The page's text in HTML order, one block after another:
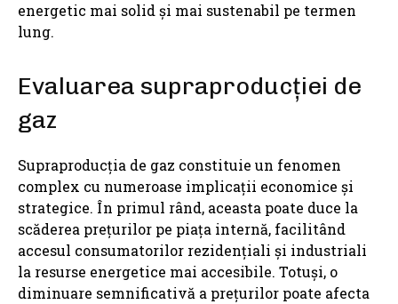
energetic mai solid și mai sustenabil pe termen
lung.
Evaluarea supraproducției de
gaz
Supraproducția de gaz constituie un fenomen
complex cu numeroase implicații economice și
strategice. În primul rând, aceasta poate duce la
scăderea prețurilor pe piața internă, facilitând
accesul consumatorilor rezidențiali și industriali
la resurse energetice mai accesibile. Totuși, o
diminuare semnificativă a prețurilor poate afecta